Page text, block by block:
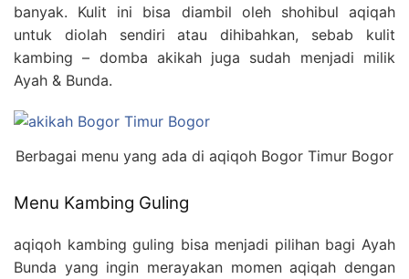
banyak. Kulit ini bisa diambil oleh shohibul aqiqah
untuk diolah sendiri atau dihibahkan, sebab kulit
kambing – domba akikah juga sudah menjadi milik
Ayah & Bunda.
Berbagai menu yang ada di aqiqoh Bogor Timur Bogor
Menu Kambing Guling
aqiqoh kambing guling bisa menjadi pilihan bagi Ayah
Bunda yang ingin merayakan momen aqiqah dengan